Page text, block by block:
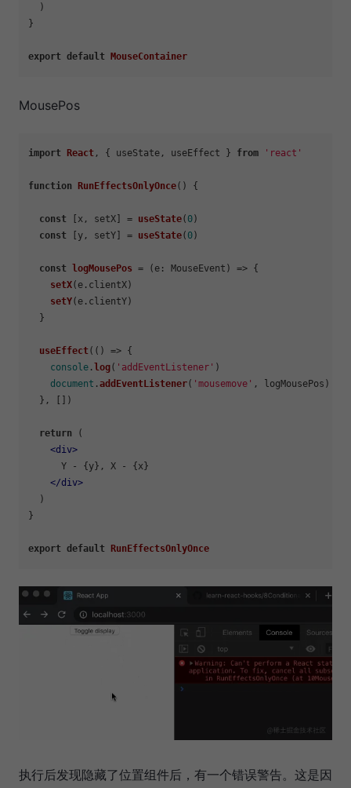
  )
}
export default MouseContainer
MousePos
import React , { useState, useEffect } from 'react'
function RunEffectsOnlyOnce( ) {
const [x, setX] = useState( 0)
const [y, setY] = useState( 0)
const logMousePos = ( e: MouseEvent ) => {
setX(e. clientX)
setY(e. clientY)
  }
useEffect( () => {
console .log( 'addEventListener' )
document .addEventListener( 'mousemove' , logMousePos)
  }, [])
return (
<div>
      Y - {y}, X - {x}
</div>
  )
}
export default RunEffectsOnlyOnce
执行后发现隐藏了位置组件后，有一个错误警告。这是因